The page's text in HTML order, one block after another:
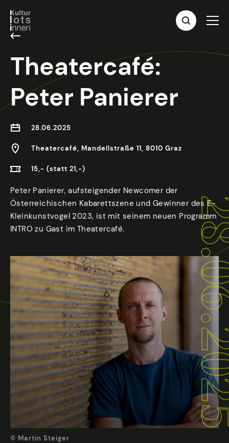
Theatercafé:
Peter Panierer
28.06.2025
Theatercafé, Mandellstraße 11, 8010 Graz
15,- (statt 21,-)
Peter Panierer, aufsteigender Newcomer der
Österreichischen Kabarettszene und Gewinner des E-
Kleinkunstvogel 2023, ist mit seinem neuen Programm
INTRO zu Gast im Theatercafé.
© Martin Steiger